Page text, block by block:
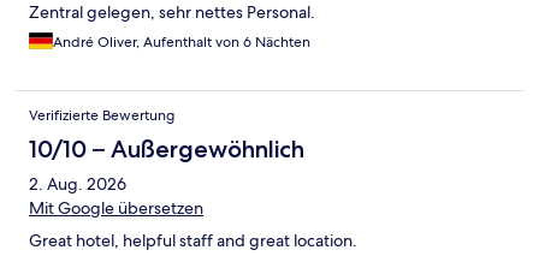
Zentral gelegen, sehr nettes Personal.
André Oliver, Aufenthalt von 6 Nächten
Verifizierte Bewertung
10/10 – Außergewöhnlich
2. Aug. 2026
Mit Google übersetzen
Great hotel, helpful staff and great location.